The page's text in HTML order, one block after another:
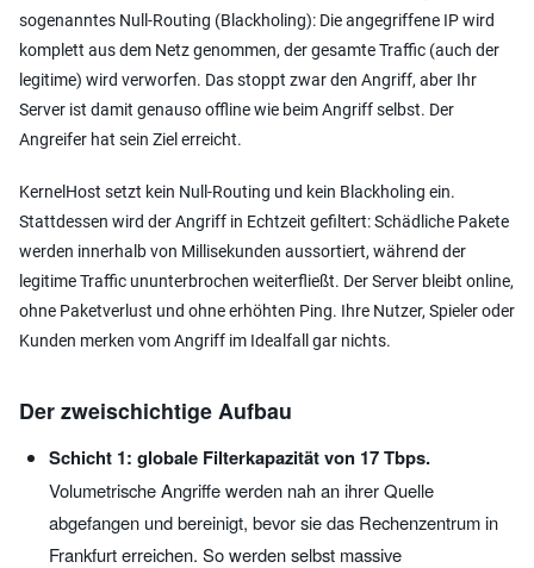
sogenanntes Null-Routing (Blackholing): Die angegriffene IP wird
komplett aus dem Netz genommen, der gesamte Traffic (auch der
legitime) wird verworfen. Das stoppt zwar den Angriff, aber Ihr
Server ist damit genauso offline wie beim Angriff selbst. Der
Angreifer hat sein Ziel erreicht.
KernelHost setzt kein Null-Routing und kein Blackholing ein.
Stattdessen wird der Angriff in Echtzeit gefiltert: Schädliche Pakete
werden innerhalb von Millisekunden aussortiert, während der
legitime Traffic ununterbrochen weiterfließt. Der Server bleibt online,
ohne Paketverlust und ohne erhöhten Ping. Ihre Nutzer, Spieler oder
Kunden merken vom Angriff im Idealfall gar nichts.
Der zweischichtige Aufbau
Schicht 1: globale Filterkapazität von 17 Tbps.
Volumetrische Angriffe werden nah an ihrer Quelle
abgefangen und bereinigt, bevor sie das Rechenzentrum in
Frankfurt erreichen. So werden selbst massive